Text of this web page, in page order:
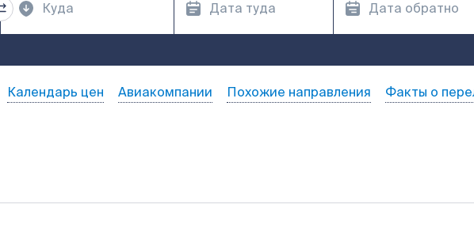
Календарь цен Авиакомпании Похожие направления Факты о